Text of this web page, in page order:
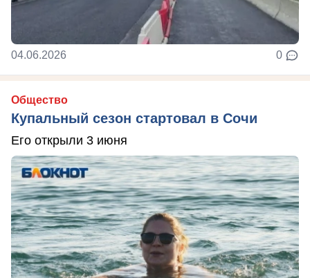
04.06.2026 0
Общество
Купальный сезон стартовал в Сочи
Его открыли 3 июня